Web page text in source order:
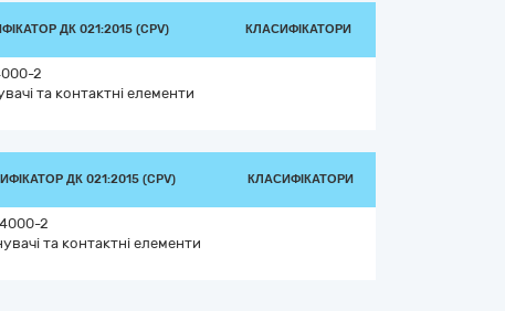
ДК 021:2015 (CPV) КЛАСИФІКАТОРИ
2
та контактні елементи
ДК 021:2015 (CPV) КЛАСИФІКАТОРИ
2
та контактні елементи